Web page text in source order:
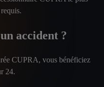
accident ?
CUPRA, vous bénéficiez
24.